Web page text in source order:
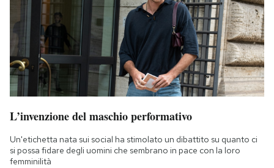
L’invenzione del maschio performativo
Un'etichetta nata sui social ha stimolato un dibattito su quanto ci
si possa fidare degli uomini che sembrano in pace con la loro
femminilità